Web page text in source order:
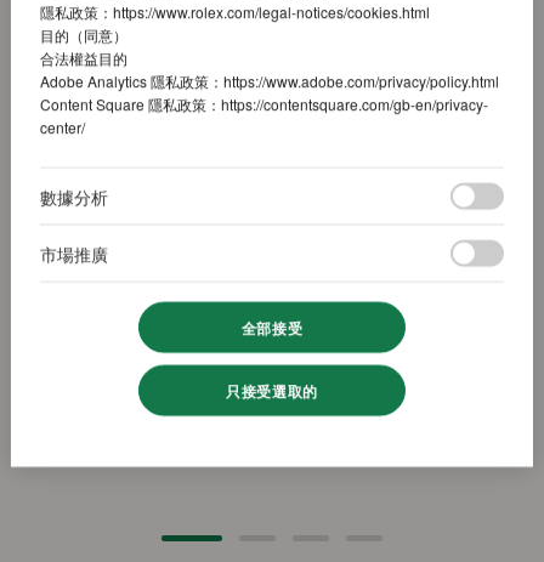
隱私政策： https://www.rolex.com/legal-notices/cookies.html
目的（同意）
合法權益目的
Adobe Analytics 隱私政策： https://www.adobe.com/privacy/policy.html
Content Square 隱私政策： https://contentsquare.com/gb-en/privacy-
center/
數據分析
市場推廣
全部接受
只接受選取的